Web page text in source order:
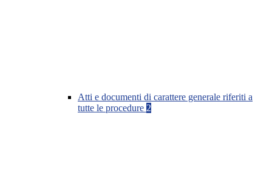
Atti e documenti di carattere generale riferiti a
tutte le procedure 2